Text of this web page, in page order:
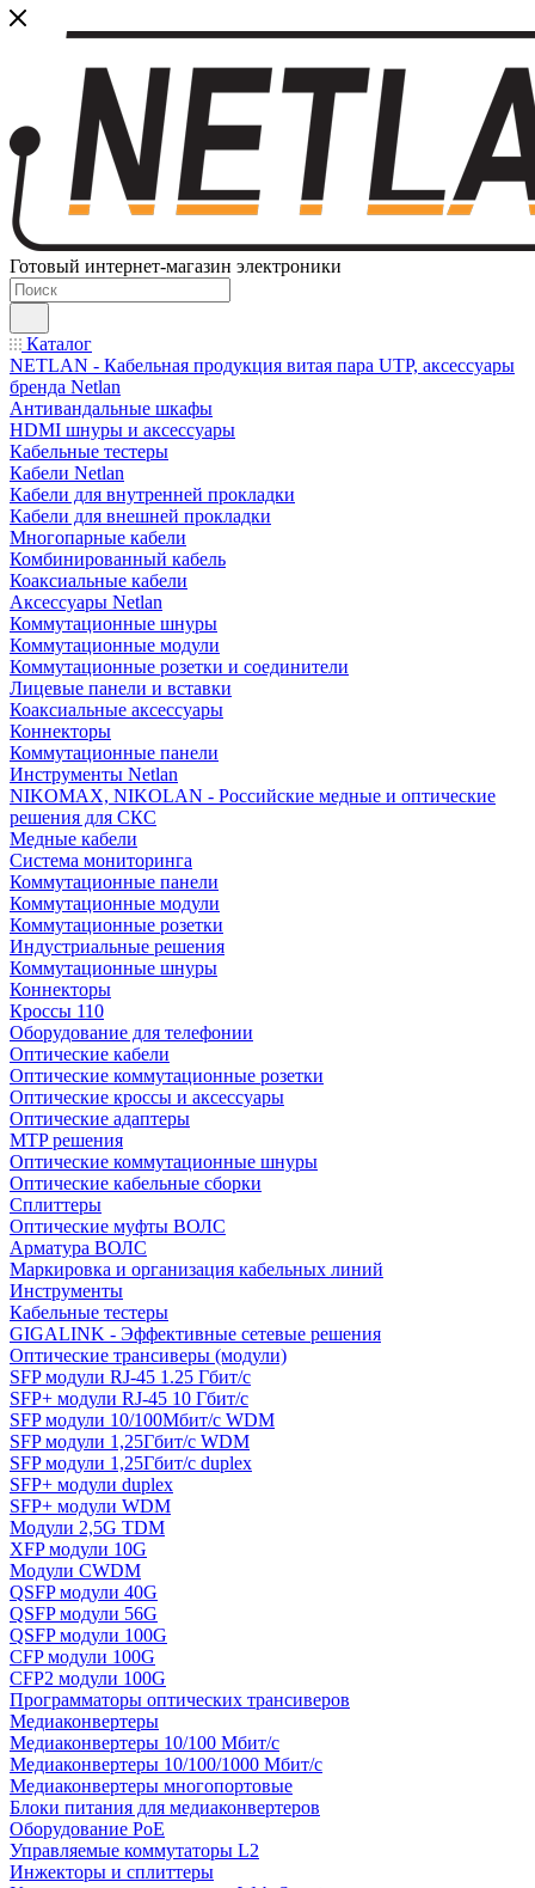
Готовый интернет-магазин электроники
Каталог
NETLAN - Кабельная продукция витая пара UTP, аксессуары
бренда Netlan
Антивандальные шкафы
HDMI шнуры и аксессуары
Кабельные тестеры
Кабели Netlan
Кабели для внутренней прокладки
Кабели для внешней прокладки
Многопарные кабели
Комбинированный кабель
Коаксиальные кабели
Аксессуары Netlan
Коммутационные шнуры
Коммутационные модули
Коммутационные розетки и соединители
Лицевые панели и вставки
Коаксиальные аксессуары
Коннекторы
Коммутационные панели
Инструменты Netlan
NIKOMAX, NIKOLAN - Российские медные и оптические
решения для СКС
Медные кабели
Система мониторинга
Коммутационные панели
Коммутационные модули
Коммутационные розетки
Индустриальные решения
Коммутационные шнуры
Коннекторы
Кроссы 110
Оборудование для телефонии
Оптические кабели
Оптические коммутационные розетки
Оптические кроссы и аксессуары
Оптические адаптеры
MTP решения
Оптические коммутационные шнуры
Оптические кабельные сборки
Сплиттеры
Оптические муфты ВОЛС
Арматура ВОЛС
Маркировка и организация кабельных линий
Инструменты
Кабельные тестеры
GIGALINK - Эффективные сетевые решения
Оптические трансиверы (модули)
SFP модули RJ-45 1.25 Гбит/c
SFP+ модули RJ-45 10 Гбит/c
SFP модули 10/100Мбит/с WDM
SFP модули 1,25Гбит/с WDM
SFP модули 1,25Гбит/с duplex
SFP+ модули duplex
SFP+ модули WDM
Модули 2,5G TDM
XFP модули 10G
Модули CWDM
QSFP модули 40G
QSFP модули 56G
QSFP модули 100G
CFP модули 100G
CFP2 модули 100G
Программаторы оптических трансиверов
Медиаконвертеры
Медиаконвертеры 10/100 Мбит/с
Медиаконвертеры 10/100/1000 Мбит/c
Медиаконвертеры многопортовые
Блоки питания для медиаконвертеров
Оборудование PoE
Управляемые коммутаторы L2
Инжекторы и сплиттеры